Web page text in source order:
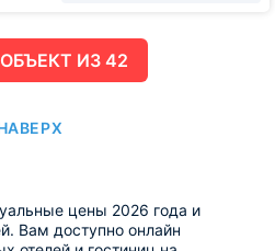
ЕЩË 21 ОБЪЕКТ ИЗ 42
цены 2026 года и
Вам доступно онлайн